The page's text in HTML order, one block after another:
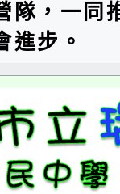
隊，一同
進步。